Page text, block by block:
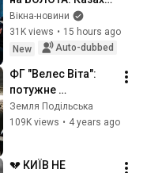
ОТЛАВЛИВАЮТ
зетников, грузины
УНИЗИЛИ
ОДУМАЛИСЬ?
Вікна-новини
31K views • 15 hours ago
New
Auto-dubbed
ФГ "Велес Віта":
потужне
тваринництво та
підтримка сіл
Земля Подільська
109K views • 4 years ago
💔 КИЇВ НЕ